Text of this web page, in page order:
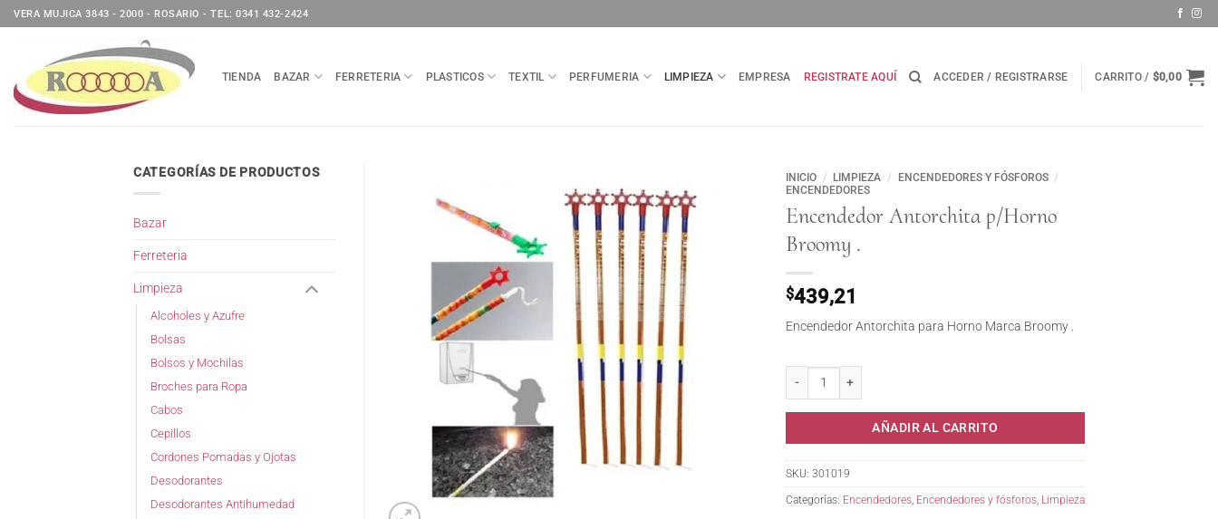
Saltar
al
VERA MUJICA 3843 - 2000 - ROSARIO - TEL: 0341 432-2424
TIENDA BAZAR FERRETERIA PLASTICOS TEXTIL PERFUMERIA LIMPIEZA EMPRESA REGISTRATE AQUÍ ACCEDER / REGISTRARSE CARRITO / $0,00
INICIO / LIMPIEZA / ENCENDEDORES Y FÓSFOROS /
ENCENDEDORES
Encendedor Antorchita p/Horno
Broomy .
$439,21
Encendedor Antorchita para Horno Marca Broomy .
AÑADIR AL CARRITO
SKU: 301019
Categorías: Encendedores, Encendedores y fósforos, Limpieza
CATEGORÍAS DE PRODUCTOS
Bazar
Ferreteria
Limpieza
Alcoholes y Azufre
Bolsas
Bolsos y Mochilas
Broches para Ropa
Cabos
Cepillos
Cordones Pomadas y Ojotas
Desodorantes
Desodorantes Antihumedad